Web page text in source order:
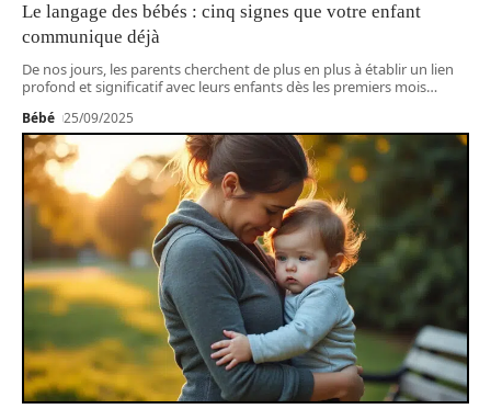
Le langage des bébés : cinq signes que votre enfant
communique déjà
De nos jours, les parents cherchent de plus en plus à établir un lien
profond et significatif avec leurs enfants dès les premiers mois…
Bébé 25/09/2025